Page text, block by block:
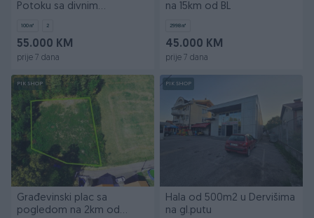
Potoku sa divnim
100㎡ 2
55.000 KM
prije 7 dana
na 15km od BL
2998㎡
45.000 KM
prije 7 dana
PIK SHOP
Građevinski plac sa
pogledom na 2km od
PIK SHOP
Hala od 500m2 u Dervišima
na gl.putu